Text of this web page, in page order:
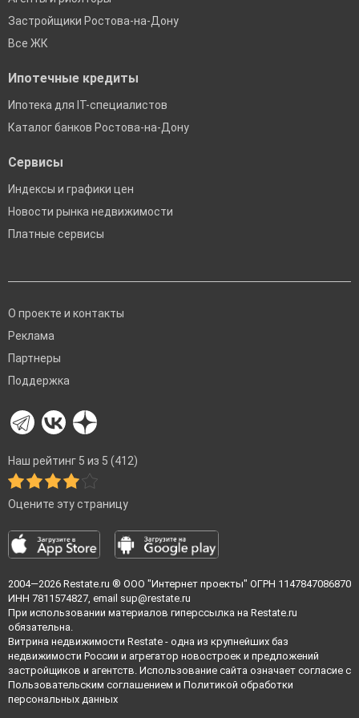
Застройщики Ростова-на-Дону
Все ЖК
Ипотечные кредиты
Ипотека для IT-специалистов
Каталог банков Ростова-на-Дону
Сервисы
Индексы и графики цен
Новости рынка недвижимости
Платные сервисы
О проекте и контакты
Реклама
Партнеры
Поддержка
Наш рейтинг 5 из 5 (412)
Оцените эту страницу
2004—2026 Restate.ru ® ООО "Интернет проекты" ОГРН 1147847086870
ИНН 7811574827, email sup@restate.ru
При использовании материалов гиперссылка на Restate.ru
обязательна.
Витрина недвижимости Restate - одна из крупнейших баз
недвижимости России и агрегатор новостроек и предложений
застройщиков и агентств. Использование сайта означает согласие с
Пользовательским соглашением и Политикой обработки
персональных данных